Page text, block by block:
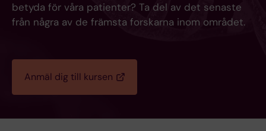
betyda för våra patienter? Ta del av det senaste
från några av de främsta forskarna inom området.
Anmäl dig till kursen